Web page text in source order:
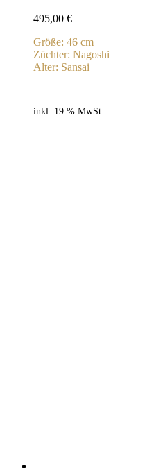
495,00 €
Größe: 46 cm
Züchter: Nagoshi
Alter: Sansai
inkl. 19 % MwSt.